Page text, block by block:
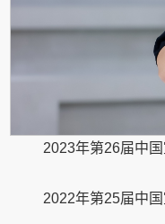
2023年第26届中
2022年第25届中